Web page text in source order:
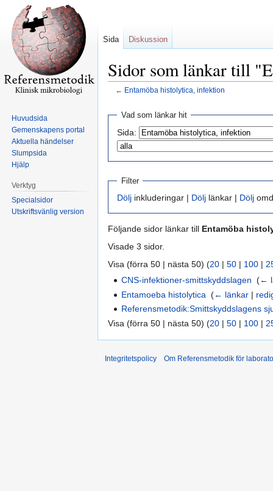
Sidor som länkar till
← Entamöba histolytica, infektion
Hoppa
navigering
Hoppa
sök
Vad som länkar hit
Sida:
Filter
Dölj inkluderingar | Dölj länkar | Dölj
Följande sidor länkar till Entamöba
Visade 3 sidor.
Visa (förra 50 | nästa 50) (20 | 50 | 100 |
CNS-infektioner-smittskyddslagen ‎(←
Entamoeba histolytica ‎(← länkar |
Referensmetodik:Smittskyddslagens
Visa (förra 50 | nästa 50) (20 | 50 | 100 |
Sida Diskussion
Huvudsida
Gemenskapens portal
Aktuella händelser
Slumpsida
Hjälp
Verktyg
Specialsidor
Utskriftsvänlig version
Integritetspolicy Om Referensmetodik för